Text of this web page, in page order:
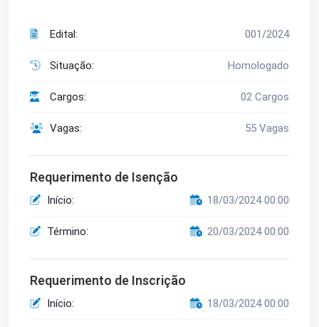
Edital: 001/2024
Situação: Homologado
Cargos: 02 Cargos
Vagas: 55 Vagas
Requerimento de Isenção
Início: 18/03/2024 00:00
Término: 20/03/2024 00:00
Requerimento de Inscrição
Início: 18/03/2024 00:00